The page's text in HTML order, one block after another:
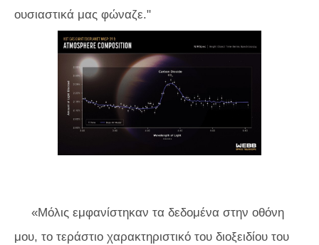
ουσιαστικά μας φώναζε."
«Μόλις εμφανίστηκαν τα δεδομένα στην οθόνη
μου, το τεράστιο χαρακτηριστικό του διοξειδίου του